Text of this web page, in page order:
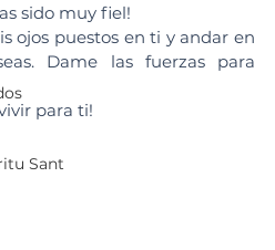
Sant
sido muy fiel!
ojos puestos en ti y andar en
Dame las fuerzas para
para ti!